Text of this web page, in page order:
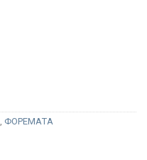
ΦΟΡΕΜΑΤΑ